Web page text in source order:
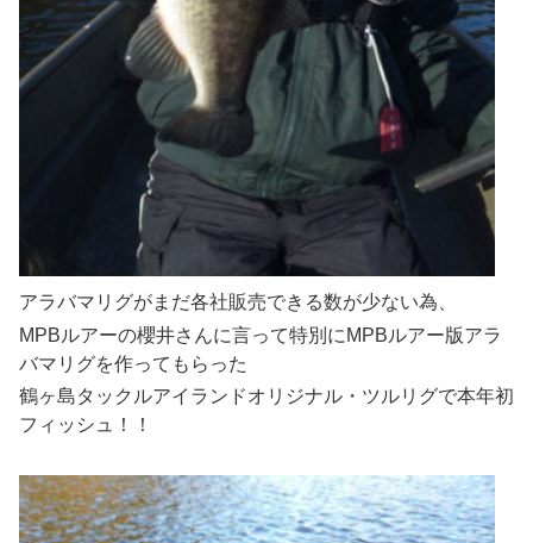
アラバマリグがまだ各社販売できる数が少ない為、
MPBルアーの櫻井さんに言って特別にMPBルアー版アラ
バマリグを作ってもらった
鶴ヶ島タックルアイランドオリジナル・ツルリグで本年初
フィッシュ！！